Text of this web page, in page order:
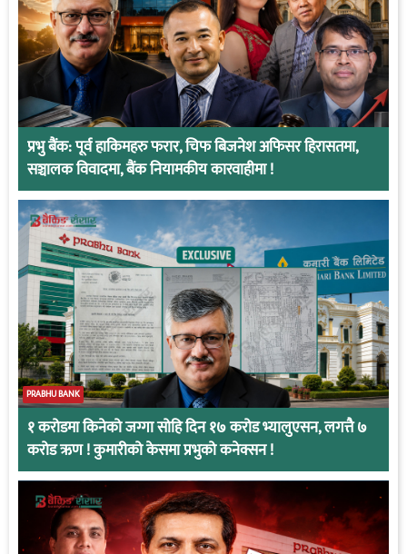
प्रभु बैंक: पूर्व हाकिमहरु फरार, चिफ बिजनेश अफिसर हिरासतमा,
सञ्चालक विवादमा, बैंक नियामकीय कारवाहीमा !
PRABHU BANK
१ करोडमा किनेको जग्गा सोहि दिन १७ करोड भ्यालुएसन, लगत्तै ७
करोड ऋण ! कुमारीको केसमा प्रभुको कनेक्सन !